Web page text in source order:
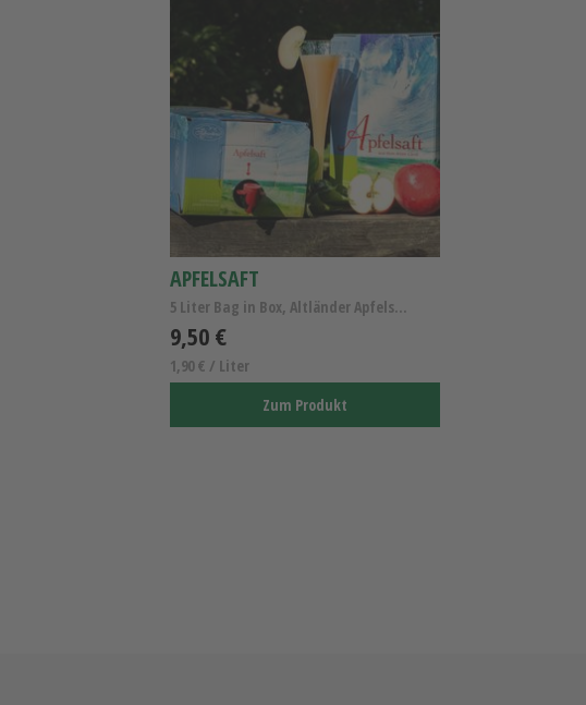
APFELSAFT
5 Liter Bag in Box, Altländer Apfelsaft naturtrüb
9,50 €
1,90 € / Liter
Zum Produkt